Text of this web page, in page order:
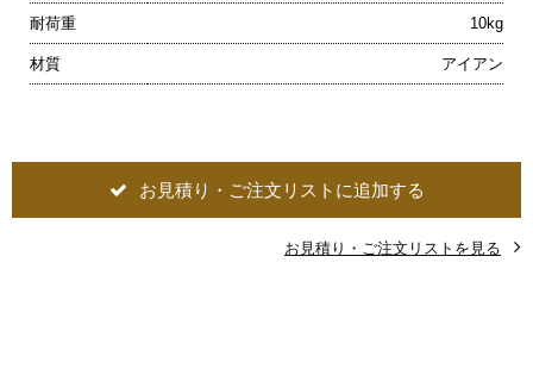
耐荷重 10kg
材質 アイアン
お見積り・ご注文リストに追加する
お見積り・ご注文リストを見る